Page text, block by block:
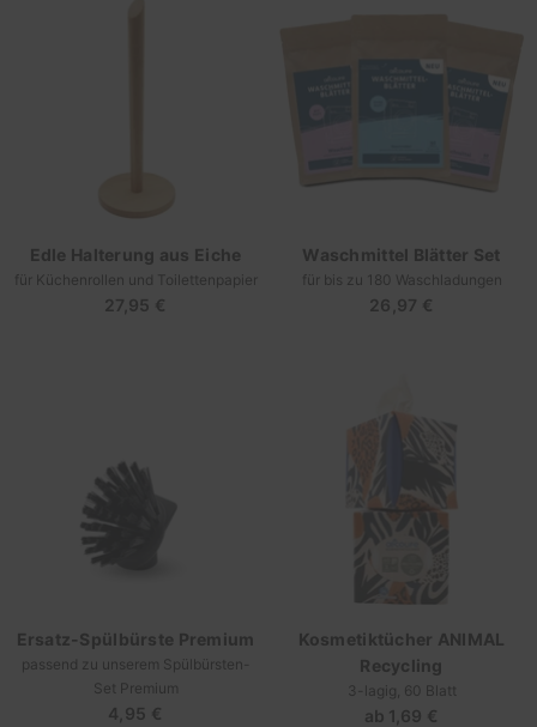
Edle Halterung aus Eiche
für Küchenrollen und Toilettenpapier
Regulärer
27,95 €
Waschmittel Blätter Set
für bis zu 180 Waschladungen
Regulärer
26,97 €
Ersatz-Spülbürste Premium
passend zu unserem Spülbürsten-
Set Premium
Regulärer
4,95 €
Kosmetiktücher ANIMAL
Recycling
3-lagig, 60 Blatt
ab
Regulärer
1,69 €